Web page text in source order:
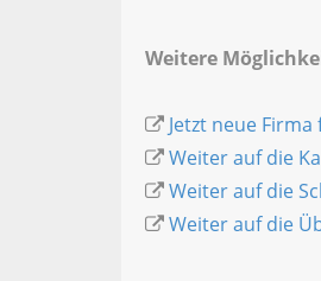
Weitere
Jetzt neue
Weiter auf die
Weiter auf die
Weiter auf die